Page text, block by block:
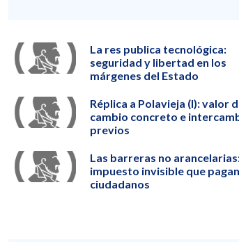
La res publica tecnológica:
seguridad y libertad en los
márgenes del Estado
Réplica a Polavieja (I): valor
cambio concreto e
previos
Las barreras no
impuesto invisible que
ciudadanos